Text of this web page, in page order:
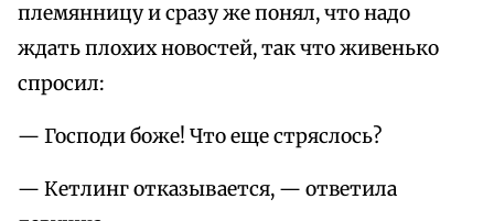
племянницу и сразу же понял, что надо
ждать плохих новостей, так что живенько
спросил:
— Господи боже! Что еще стряслось?
— Кетлинг отказывается, — ответила